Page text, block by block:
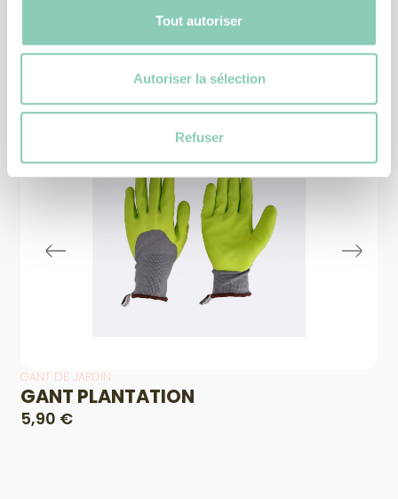
Tout autoriser
Autoriser la sélection
Refuser
Produits similaires
GANT DE JARDIN
GANT PLANTATION
5,90 €